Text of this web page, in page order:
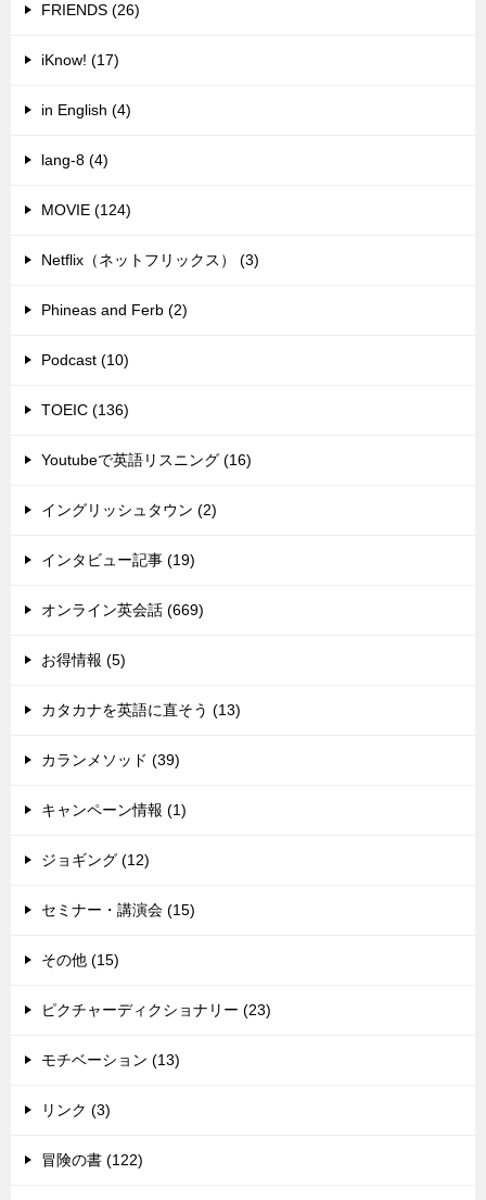
FRIENDS (26)
iKnow! (17)
in English (4)
lang-8 (4)
MOVIE (124)
Netflix（ネットフリックス） (3)
Phineas and Ferb (2)
Podcast (10)
TOEIC (136)
Youtubeで英語リスニング (16)
イングリッシュタウン (2)
インタビュー記事 (19)
オンライン英会話 (669)
お得情報 (5)
カタカナを英語に直そう (13)
カランメソッド (39)
キャンペーン情報 (1)
ジョギング (12)
セミナー・講演会 (15)
その他 (15)
ピクチャーディクショナリー (23)
モチベーション (13)
リンク (3)
冒険の書 (122)